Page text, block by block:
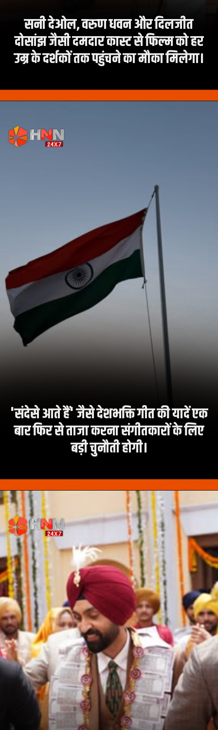
सनी देओल, वरुण धवन और दिलजीत
दोसांझ जैसी दमदार कास्ट से फिल्म को हर
उम्र के दर्शकों तक पहुंचने का मौका मिलेगा।
'संदेसे आते हैं' जैसे देशभक्ति गीत की यादें एक
बार फिर से ताजा करना संगीतकारों के लिए
बड़ी चुनौती होगी।